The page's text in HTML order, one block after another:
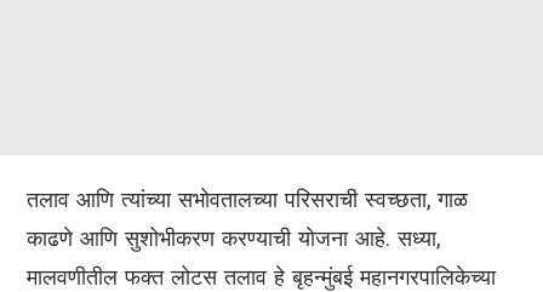
तलाव आणि त्यांच्या सभोवतालच्या परिसराची स्वच्छता, गाळ
काढणे आणि सुशोभीकरण करण्याची योजना आहे. सध्या,
मालवणीतील फक्त लोटस तलाव हे बृहन्मुंबई महानगरपालिकेच्या